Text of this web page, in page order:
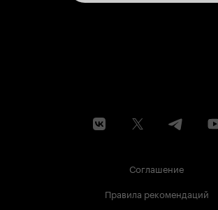
Соглашение
Правила рекомендаций